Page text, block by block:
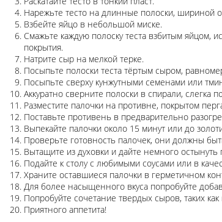
Нарежьте тесто на длинные полоски, шириной
Взбейте яйцо в небольшой миске.
Смажьте каждую полоску теста взбитым яйцом,
покрытия.
Натрите сыр на мелкой терке.
Посыпьте полоски теста тёртым сыром,
Посыпьте сверху кунжутными семенами или
Аккуратно сверните полоски в спирали, слегка
Разместите палочки на противне, покрытом
Поставьте противень в предварительно
Выпекайте палочки около 15 минут или до
Проверьте готовность палочек, они должны
Вытащите из духовки и дайте немного остынуть
Подайте к столу с любимыми соусами или в
Храните оставшиеся палочки в герметичном
Для более насыщенного вкуса попробуйте
Попробуйте сочетание твердых сыров, таких
Приятного аппетита!